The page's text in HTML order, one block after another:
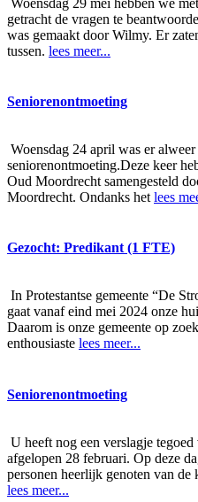
Woensdag 29 mei hebben we
getracht de vragen te
was gemaakt door Wilmy. Er
tussen. lees meer...
Seniorenontmoeting
Woensdag 24 april was er
seniorenontmoeting.Deze keer
Oud Moordrecht samengesteld
Moordrecht. Ondanks het lees
Gezocht: Predikant (1 FTE)
In Protestantse gemeente “De
gaat vanaf eind mei 2024 onze
Daarom is onze gemeente op
enthousiaste lees meer...
Seniorenontmoeting
U heeft nog een verslagje
afgelopen 28 februari. Op deze
personen heerlijk genoten van de
lees meer...